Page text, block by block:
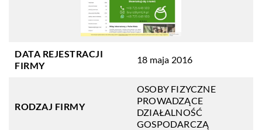
DATA REJESTRACJI
FIRMY
18 maja 2016
RODZAJ FIRMY
OSOBY FIZYCZNE
PROWADZĄCE
DZIAŁALNOŚĆ
GOSPODARCZĄ